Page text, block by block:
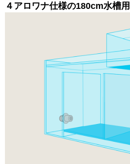
４ アロワナ仕様の180cm水槽用